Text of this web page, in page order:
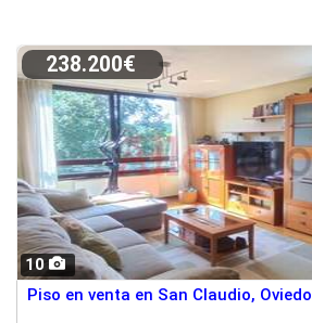
10
238.200€
Piso en venta en San Claudio, Oviedo